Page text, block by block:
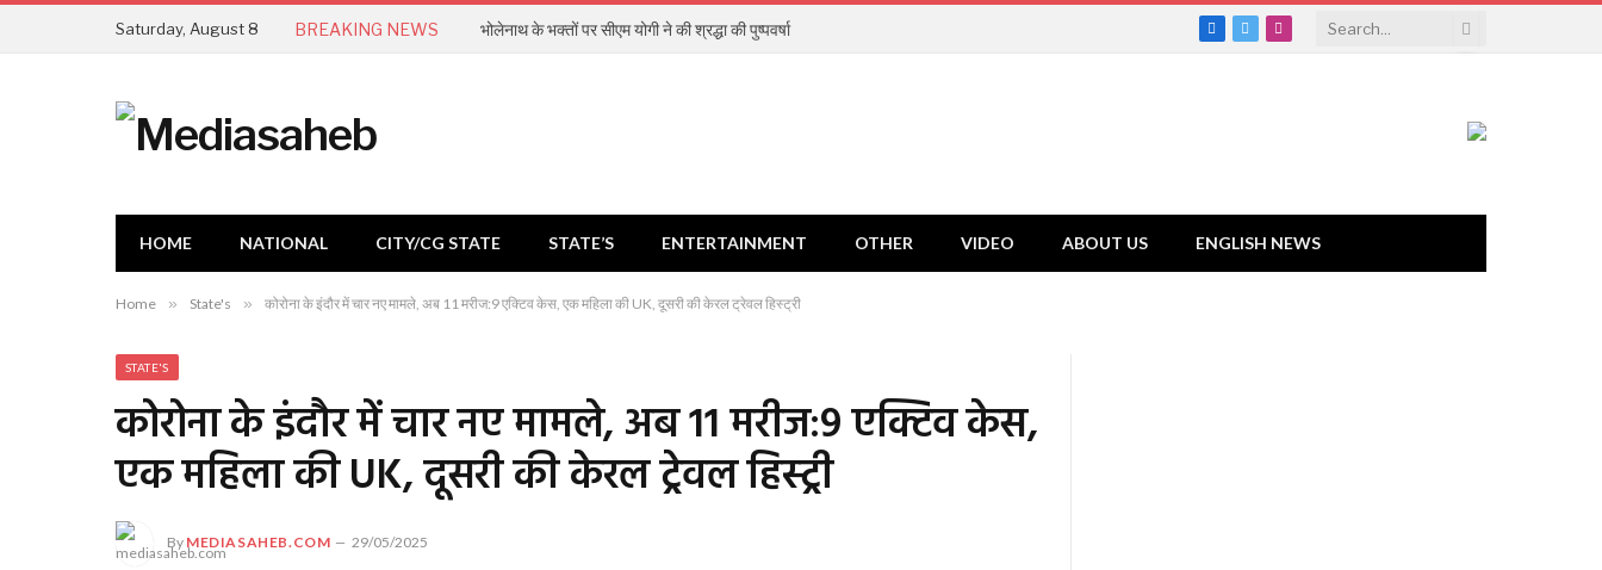
Saturday, August 8 BREAKING NEWS भोलेनाथ के भक्तों पर सीएम योगी ने की श्रद्धा की पुष्पवर्षा
Facebook
TwitterInstagram
HOME NATIONAL CITY/CG STATE STATE’S ENTERTAINMENT OTHER VIDEO ABOUT US ENGLISH NEWS
Home » State's » कोरोना के इंदौर में चार नए मामले, अब 11 मरीज:9 एक्टिव केस, एक महिला की UK, दूसरी की केरल ट्रेवल हिस्ट्री
STATE'S
कोरोना के इंदौर में चार नए मामले, अब 11 मरीज:9 एक्टिव केस,
एक महिला की UK, दूसरी की केरल ट्रेवल हिस्ट्री
By MEDIASAHEB.COM 29/05/2025